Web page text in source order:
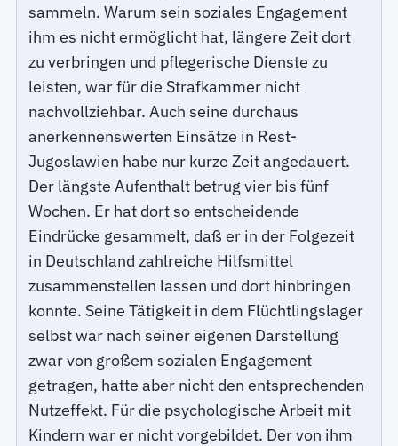
sammeln. Warum sein soziales Engagement
ihm es nicht ermöglicht hat, längere Zeit dort
zu verbringen und pflegerische Dienste zu
leisten, war für die Strafkammer nicht
nachvollziehbar. Auch seine durchaus
anerkennenswerten Einsätze in Rest-
Jugoslawien habe nur kurze Zeit angedauert.
Der längste Aufenthalt betrug vier bis fünf
Wochen. Er hat dort so entscheidende
Eindrücke gesammelt, daß er in der Folgezeit
in Deutschland zahlreiche Hilfsmittel
zusammenstellen lassen und dort hinbringen
konnte. Seine Tätigkeit in dem Flüchtlingslager
selbst war nach seiner eigenen Darstellung
zwar von großem sozialen Engagement
getragen, hatte aber nicht den entsprechenden
Nutzeffekt. Für die psychologische Arbeit mit
Kindern war er nicht vorgebildet. Der von ihm